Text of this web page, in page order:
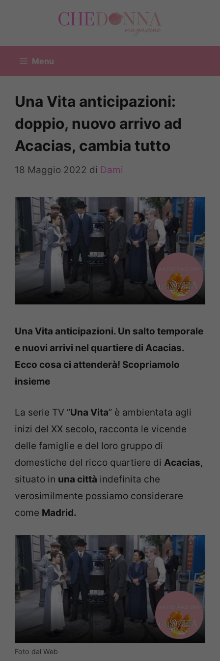
Menu
Una Vita anticipazioni:
doppio, nuovo arrivo ad
Acacias, cambia tutto
18 Maggio 2022 di Dami
Una Vita anticipazioni. Un salto temporale
e nuovi arrivi nel quartiere di Acacias.
Ecco cosa ci attenderà! Scopriamolo
insieme
La serie TV “Una Vita” è ambientata agli
inizi del XX secolo, racconta le vicende
delle famiglie e del loro gruppo di
domestiche del ricco quartiere di Acacias,
situato in una città indefinita che
verosimilmente possiamo considerare
come Madrid.
Foto dal Web